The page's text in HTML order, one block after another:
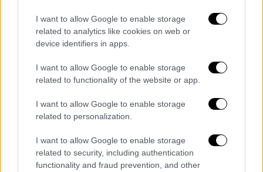
I want to allow Google to enable storage
related to analytics like cookies on web or
device identifiers in apps.
I want to allow Google to enable storage
related to functionality of the website or app.
I want to allow Google to enable storage
related to personalization.
I want to allow Google to enable storage
related to security, including authentication
functionality and fraud prevention, and other
μετακινήθηκαν στρατιωτικές μονάδες από
τη Γάζα στη Δυτική Όχθη.
αποκλειστικά με την εξόντωση της Χαμάς
ισραηλινό σχέδιο του εκτοπισμού ή και
αφανισμού των Παλαιστινίων.
εξελισσόμενη γενοκτονίααποτελεί
προέκταση της εθνοκάθαρσης και, πλέον, και
αυτή αποτελεί πτυχή του τραύματος του